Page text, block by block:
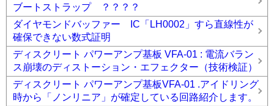
ブートストラップ ？？？？
ダイヤモンドバッファー IC「LH0002」すら直線性が
確保できない数式証明
ディスクリート パワーアンプ基板 VFA-01 : 電流バラン
ス崩壊のディストーション・エフェクター（技術検証）
ディスクリート パワーアンプ基板VFA-01 .アイドリング
時から「ノンリニア」が確定している回路紹介します。